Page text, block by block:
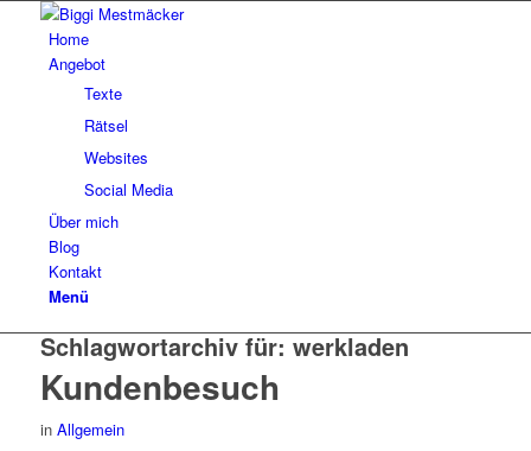
Home
Angebot
Texte
Rätsel
Websites
Social Media
Über mich
Blog
Kontakt
Menü
Schlagwortarchiv für: werkladen
Kundenbesuch
in Allgemein